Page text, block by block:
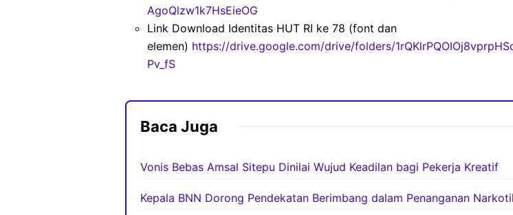
AgoQlzw1k7HsEieOG
Link Download Identitas HUT RI ke 78 (font dan
elemen) https://drive.google.com/drive/folders/
Pv_fS
Baca Juga
Vonis Bebas Amsal Sitepu Dinilai Wujud Keadilan bagi Pekerja Kreatif
Kepala BNN Dorong Pendekatan Berimbang dalam Penanganan